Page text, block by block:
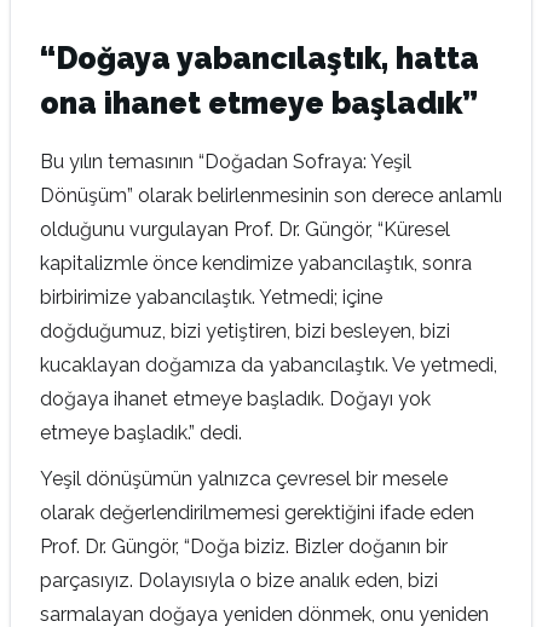
“Doğaya yabancılaştık, hatta
ona ihanet etmeye başladık”
Bu yılın temasının “Doğadan Sofraya: Yeşil
Dönüşüm” olarak belirlenmesinin son derece anlamlı
olduğunu vurgulayan Prof. Dr. Güngör, “Küresel
kapitalizmle önce kendimize yabancılaştık, sonra
birbirimize yabancılaştık. Yetmedi; içine
doğduğumuz, bizi yetiştiren, bizi besleyen, bizi
kucaklayan doğamıza da yabancılaştık. Ve yetmedi,
doğaya ihanet etmeye başladık. Doğayı yok
etmeye başladık.” dedi.
Yeşil dönüşümün yalnızca çevresel bir mesele
olarak değerlendirilmemesi gerektiğini ifade eden
Prof. Dr. Güngör, “Doğa biziz. Bizler doğanın bir
parçasıyız. Dolayısıyla o bize analık eden, bizi
sarmalayan doğaya yeniden dönmek, onu yeniden